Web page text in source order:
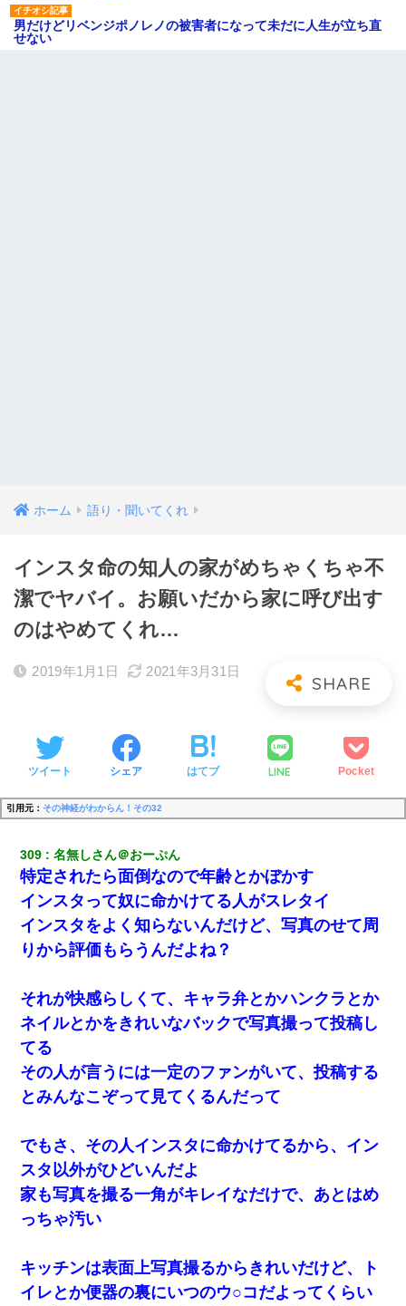
男だけどリベンジポノレノの被害者になって未だに人生が立ち直
せない
ホーム 語り・聞いてくれ
インスタ命の知人の家がめちゃくちゃ不
潔でヤバイ。お願いだから家に呼び出す
のはやめてくれ…
2019年1月1日 2021年3月31日
ツイート シェア はてブ LINE Pocket
引用元： その神経がわからん！その32
309 名無しさん＠おーぷん
特定されたら面倒なので年齢とかぼかす
インスタって奴に命かけてる人がスレタイ
インスタをよく知らないんだけど、写真のせて周
りから評価もらうんだよね？
それが快感らしくて、キャラ弁とかハンクラとか
ネイルとかをきれいなバックで写真撮って投稿し
てる
その人が言うには一定のファンがいて、投稿する
とみんなこぞって見てくるんだって
でもさ、その人インスタに命かけてるから、イン
スタ以外がひどいんだよ
家も写真を撮る一角がキレイなだけで、あとはめ
っちゃ汚い
キッチンは表面上写真撮るからきれいだけど、ト
イレとか便器の裏にいつのウ○コだよってくらい